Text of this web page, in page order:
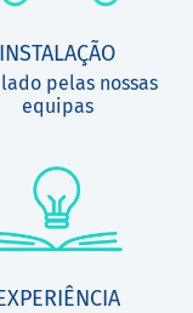
INSTALAÇÃO
pelas nossas
equipas